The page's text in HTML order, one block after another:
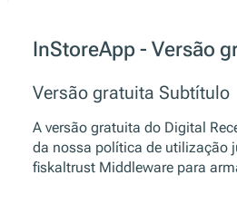
InStoreApp - Versão
Versão gratuita Subtítulo
A versão gratuita do Digital
da nossa política de utilização
fiskaltrust Middleware para